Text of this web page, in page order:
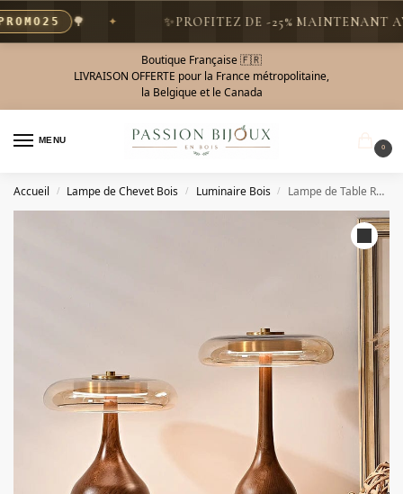
🌳 PROFITEZ DE -25% MAINTENANT
Boutique Française 🇫🇷
LIVRAISON OFFERTE pour la France métropolitaine,
la Belgique et le Canada
MENU
0
Accueil / Lampe de Chevet Bois / Luminaire Bois / Lampe de Table Rétro en Bois – Style Français Vintage